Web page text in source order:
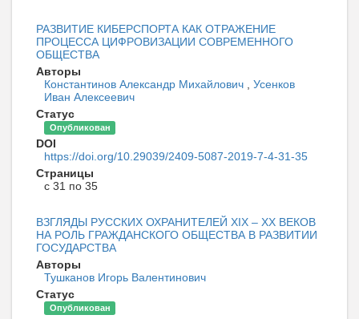
РАЗВИТИЕ КИБЕРСПОРТА КАК ОТРАЖЕНИЕ
ПРОЦЕССА ЦИФРОВИЗАЦИИ СОВРЕМЕННОГО
ОБЩЕСТВА
Авторы
Константинов Александр Михайлович
Усенков
Иван Алексеевич
Статус
Опубликован
DOI
https://doi.org/10.29039/2409-5087-2019-7-4-31-35
Страницы
с 31 по 35
ВЗГЛЯДЫ РУССКИХ ОХРАНИТЕЛЕЙ XIX – XX ВЕКОВ
НА РОЛЬ ГРАЖДАНСКОГО ОБЩЕСТВА В РАЗВИТИИ
ГОСУДАРСТВА
Авторы
Тушканов Игорь Валентинович
Статус
Опубликован